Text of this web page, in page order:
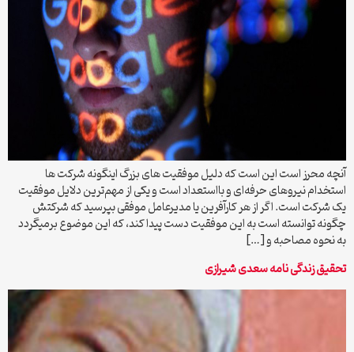
آنچه محرز است این است که دلیل موفقیت های بزرگ اینگونه شرکت ها
استخدام نیروهای حرفه‌ای و بااستعداد است و یکی از مهم‌ترین دلایل موفقیت
یک شرکت است. اگر از هر کارآفرین یا مدیرعامل موفقی بپرسید که شرکتش
چگونه توانسته است به این موفقیت دست پیدا کند، که این موضوع برمیگردد
به نحوه مصاحبه و […]
تحقیق زندگی نامه سعدی شیرازی